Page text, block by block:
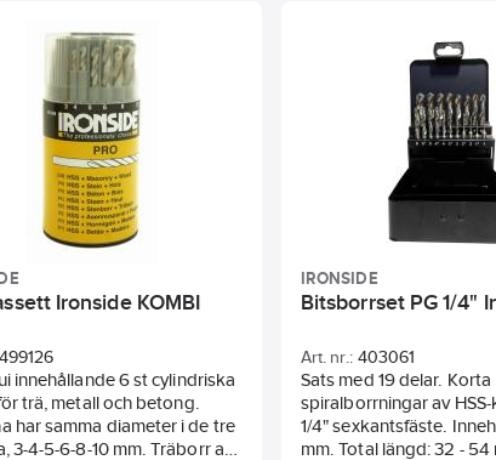
av tunna material. För
i tunnmetall
samt för trä
För borrning i rostfritt
lägre hastighet och högre
samt gärna någon form av
t.e.x. skärpasta art nr
78470881. Storlekarna 1,0
är ej 7 skär.
per 0,5mm= 20st
Ironside KOMBI
499126
innehållande 6 st cylindriska
trä, metall och betong.
har samma diameter i de tre
3-4-5-6-8-10 mm. Träborr av
IRONSIDE
Bitsborrset PG 1/4"
Art. nr.: 403061
Sats med 19 delar. Korta
spiralborrningar av
1/4" sexkantsfäste.
mm. Total längd: 32 - 54